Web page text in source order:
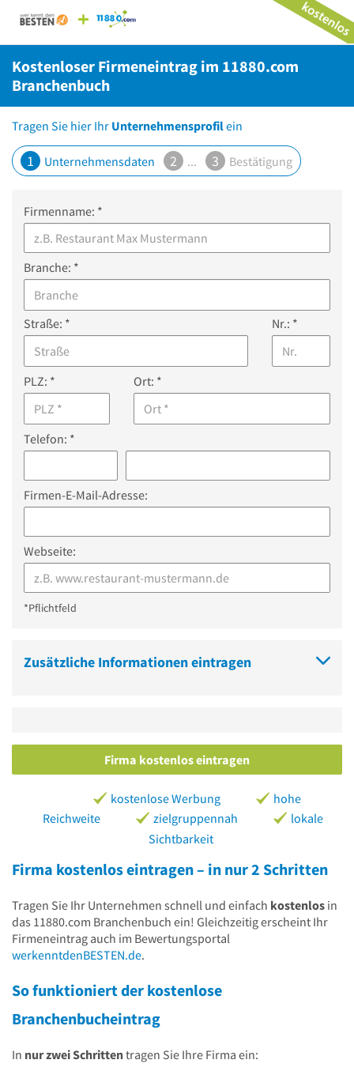
11880.com
Kostenloser Firmeneintrag im 11880.com
Branchenbuch
Tragen Sie hier Ihr Unternehmensprofilein
1 Unternehmensdaten 2 ... 3 Bestätigung
Firmenname: *
Branche: *
Straße: * Nr.: *
PLZ: * Ort: *
Telefon: *
Firmen-E-Mail-Adresse:
Webseite:
*Pflichtfeld
Zusätzliche Informationen eintragen
Firma kostenlos eintragen
kostenlose Werbung
hohe
Reichweite
zielgruppennah
lokale
Sichtbarkeit
Firma kostenlos eintragen – in nur 2 Schritten
Tragen Sie Ihr Unternehmen schnell und einfach kostenlos in
das 11880.com Branchenbuch ein! Gleichzeitig erscheint Ihr
Firmeneintrag auch im Bewertungsportal
werkenntdenBESTEN.de.
So funktioniert der kostenlose
Branchenbucheintrag
In nur zwei Schrittentragen Sie Ihre Firma ein: